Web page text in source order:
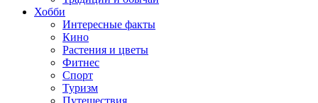
Хобби
Интересные факты
Кино
Растения и цветы
Фитнес
Спорт
Туризм
Путешествия